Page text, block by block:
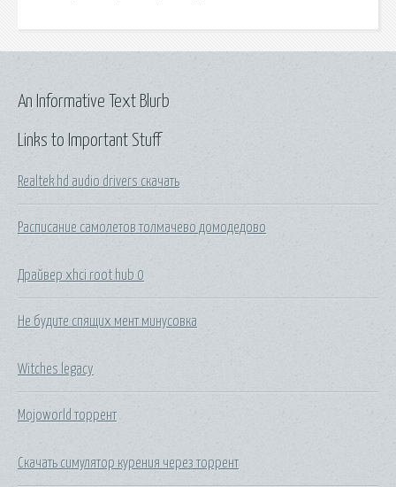
Links to Important Stuff
Realtek hd audio drivers скачать
Расписание самолетов толмачево домодедово
Драйвер xhci root hub 0
Не будите спящих мент минусовка
Witches legacy
Mojoworld торрент
Скачать симулятор курения через торрент
An Informative Text Blurb